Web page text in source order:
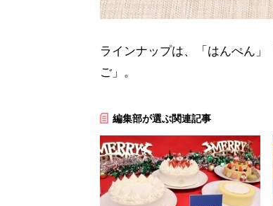
ラインナップは、「はんぺん
ご」。
編集部が選ぶ関連記事